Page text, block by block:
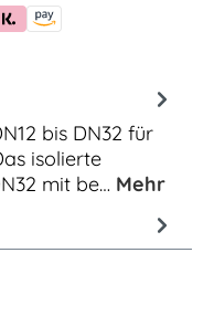
oder Ratenkauf (Klarna)
(Klarna)
Amazon Pay
bis DN32 für
isolierte
mit be… Mehr